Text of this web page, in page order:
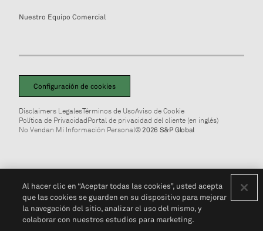
Nuestro Equipo Comercial
Configuración de cookies
Disclaimers LegalesTérminos de UsoAviso de Cookie
Política de PrivacidadPortal de privacidad del cliente (en inglés)
No Vendan Mi Información Personal© 2026 S&P Global
Al hacer clic en “Aceptar todas las cookies”, usted acepta
que las cookies se guarden en su dispositivo para mejorar
la navegación del sitio, analizar el uso del mismo, y
colaborar con nuestros estudios para marketing.